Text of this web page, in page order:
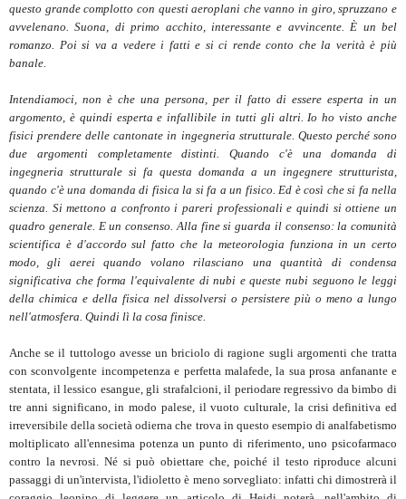
questo grande complotto con questi aeroplani che vanno in giro, spruzzano e
avvelenano. Suona, di primo acchito, interessante e avvincente. È un bel
romanzo. Poi si va a vedere i fatti e si ci rende conto che la verità è più
banale.
Intendiamoci, non è che una persona, per il fatto di essere esperta in un
argomento, è quindi esperta e infallibile in tutti gli altri. Io ho visto anche
fisici prendere delle cantonate in ingegneria strutturale. Questo perché sono
due argomenti completamente distinti. Quando c'è una domanda di
ingegneria strutturale si fa questa domanda a un ingegnere strutturista,
quando c'è una domanda di fisica la si fa a un fisico. Ed è così che si fa nella
scienza. Si mettono a confronto i pareri professionali e quindi si ottiene un
quadro generale. E un consenso. Alla fine si guarda il consenso: la comunità
scientifica è d'accordo sul fatto che la meteorologia funziona in un certo
modo, gli aerei quando volano rilasciano una quantità di condensa
significativa che forma l'equivalente di nubi e queste nubi seguono le leggi
della chimica e della fisica nel dissolversi o persistere più o meno a lungo
nell'atmosfera. Quindi lì la cosa finisce.
Anche se il tuttologo avesse un briciolo di ragione sugli argomenti che tratta
con sconvolgente incompetenza e perfetta malafede, la sua prosa anfanante e
stentata, il lessico esangue, gli strafalcioni, il periodare regressivo da bimbo di
tre anni significano, in modo palese, il vuoto culturale, la crisi definitiva ed
irreversibile della società odierna che trova in questo esempio di analfabetismo
moltiplicato all'ennesima potenza un punto di riferimento, uno psicofarmaco
contro la nevrosi. Né si può obiettare che, poiché il testo riproduce alcuni
passaggi di un'intervista, l'idioletto è meno sorvegliato: infatti chi dimostrerà il